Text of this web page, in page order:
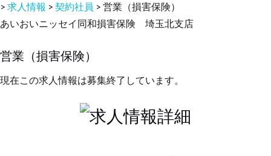
> 求人情報 > 契約社員 > 営業（損害保険）
あいおいニッセイ同和損害保険 埼玉北支店
営業（損害保険）
現在この求人情報は募集終了しています。